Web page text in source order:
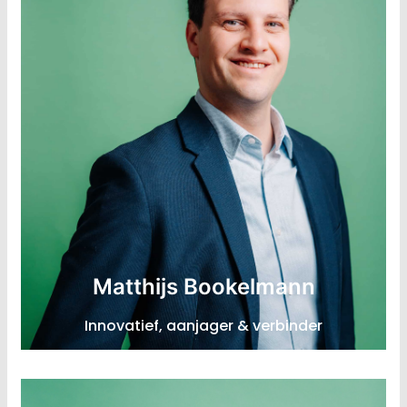
Matthijs Bookelmann
Innovatief, aanjager & verbinder
Lead Circulaire Volwassenheids-meting
Expertise: Circulaire economie, (systeem)
innovatie, MKB-bedrijf
LinkedIn